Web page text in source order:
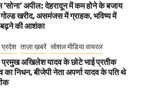
‘सोना’ अपील: देहरादून में कम होने के बजाय
गोल्ड खरीद, असमंजस में ग्राहक, भविष्य में
बढ़ने की आशंका
प्रदेश ताज़ा ख़बरें सोशल मीडिया वायरल
प्रमुख अखिलेश यादव के छोटे भाई प्रतीक
का निधन, बीजेपी नेता अपर्णा यादव के पति थे